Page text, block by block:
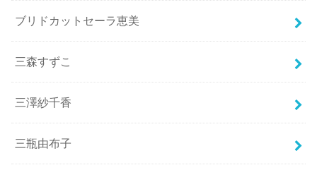
ブリドカットセーラ恵美
三森すずこ
三澤紗千香
三瓶由布子